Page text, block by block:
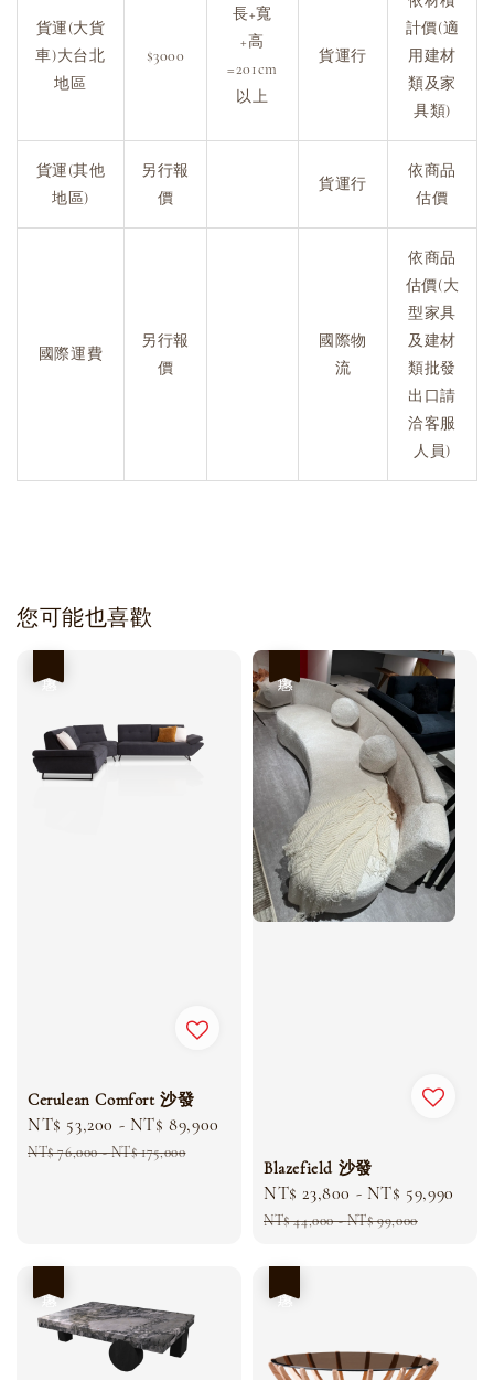
貨運(大貨
車)大台北
地區
$3000
長+寬
+高
=201cm
以上
貨運行
計價(適
用建材
類及家
具類)
貨運(其他
地區)
另行報
價
貨運行
依商品
估價
國際運費
另行報
價
國際物
流
依商品
估價(大
型家具
及建材
類批發
出口請
洽客服
人員)
您可能也喜歡
Cerulean Comfort 沙發
Sale
price
NT$ 53,200 - NT$ 89,900
NT$ 76,000-NT$ 175,000
Blazefield 沙發
Sale
price
NT$ 23,800 - NT$ 59,990
NT$ 44,000-NT$ 99,000